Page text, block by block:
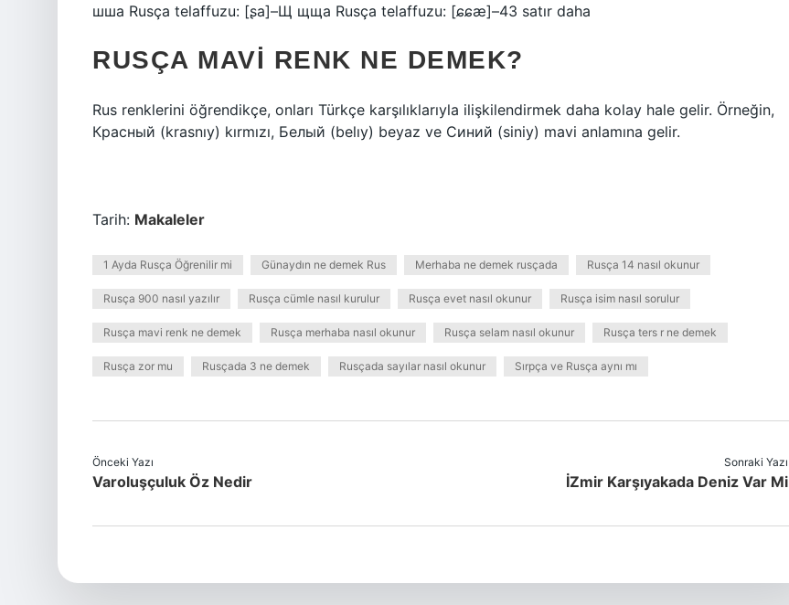
шша Rusça telaffuzu: [ʂa]–Щ щща Rusça telaffuzu: [ɕɕæ]–43 satır daha
RUSÇA MAVI RENK NE DEMEK?
Rus renklerini öğrendikçe, onları Türkçe karşılıklarıyla ilişkilendirmek daha kolay hale gelir. Örneğin,
Красный (krasnıy) kırmızı, Белый (belıy) beyaz ve Синий (siniy) mavi anlamına gelir.
Tarih: Makaleler
1 Ayda Rusça Öğrenilir mi Günaydın ne demek Rus Merhaba ne demek rusçada Rusça 14 nasıl okunur
Rusça 900 nasıl yazılır Rusça cümle nasıl kurulur Rusça evet nasıl okunur Rusça isim nasıl sorulur
Rusça mavi renk ne demek Rusça merhaba nasıl okunur Rusça selam nasıl okunur Rusça ters r ne demek
Rusça zor mu Rusçada 3 ne demek Rusçada sayılar nasıl okunur Sırpça ve Rusça aynı mı
Önceki Yazı
Varoluşçuluk Öz Nedir
Sonraki Yazı
İZmir Karşıyakada Deniz Var Mi